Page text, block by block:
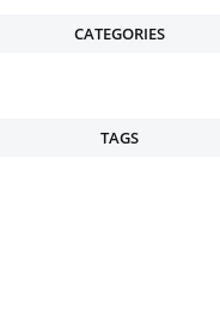
CATEGORIES
TAGS